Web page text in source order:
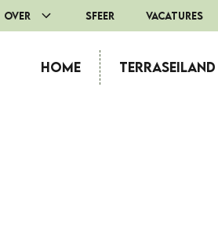
Over Sfeer Vacatures
Home Terraseiland